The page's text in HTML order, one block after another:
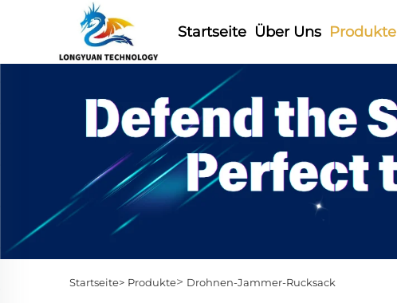
Startseite Über Uns Produkte
Startseite> Produkte> Drohnen-Jammer-Rucksack